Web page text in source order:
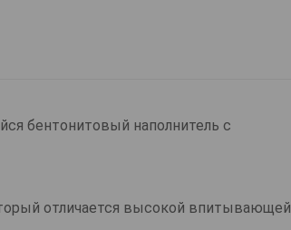
бентонитовый наполнитель с
отличается высокой впитывающей